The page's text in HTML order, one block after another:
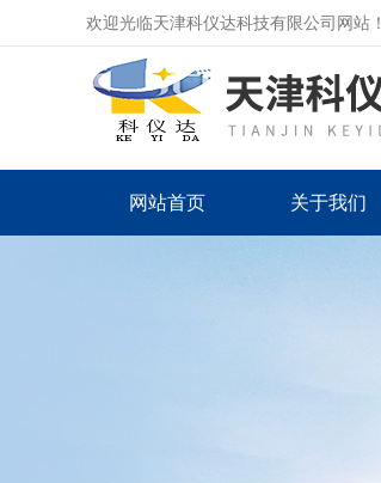
欢迎光临天津科仪达科技有限公司网站！
网站首页 关于我们